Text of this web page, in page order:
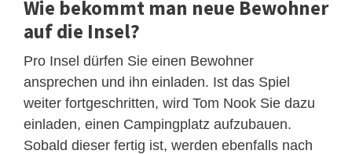
Wie bekommt man neue Bewohner
auf die Insel?
Pro Insel dürfen Sie einen Bewohner
ansprechen und ihn einladen. Ist das Spiel
weiter fortgeschritten, wird Tom Nook Sie dazu
einladen, einen Campingplatz aufzubauen.
Sobald dieser fertig ist, werden ebenfalls nach